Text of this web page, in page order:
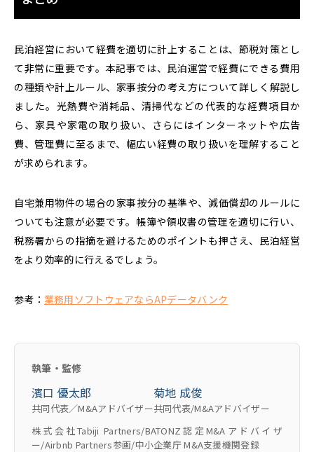
民泊経営において経費を適切に計上することは、節税対策とし
て非常に重要です。本記事では、民泊運営で経費にできる費用
の種類や計上ルール、家事按分の考え方について詳しく解説し
ました。光熱費や消耗品、清掃代などの代表的な経費項目か
ら、家具や家電の取り扱い、さらにはインターネットや広告
費、管理費に至るまで、幅広い経費の取り扱いを理解すること
が求められます。
自宅兼用物件の場合の家事按分の基準や、減価償却のルールに
ついても注意が必要です。帳簿や領収書の管理を適切に行い、
税務署からの指摘を避けるためのポイントも押さえ、民泊経営
をより効率的に行えるでしょう。
参考： 業務用ソフトウェアならAPデータバンク
執筆・監修
濱口 優太郎
共同代表／M&Aアドバイザー
菊地 成俊
共同代表/M&Aアドバイザー
株式会社Tabiji Partners/BATONZ認定M&Aアドバイザ
ー/Airbnb Partners参画/中小企業庁 M&A支援機関登録